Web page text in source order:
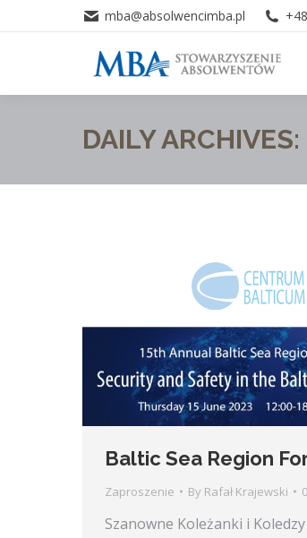
mba@absolwencimba.pl
DAILY ARCHIVES:
Baltic Sea Region
Zaproszenie By Rafał Krajewski
Szanowne Koleżanki i